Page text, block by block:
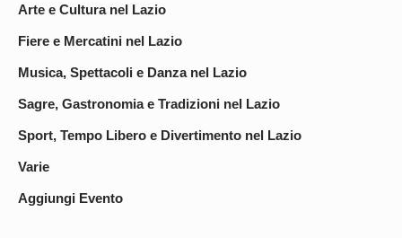
Arte e Cultura nel Lazio
Fiere e Mercatini nel Lazio
Musica, Spettacoli e Danza nel Lazio
Sagre, Gastronomia e Tradizioni nel Lazio
Sport, Tempo Libero e Divertimento nel Lazio
Varie
Aggiungi Evento